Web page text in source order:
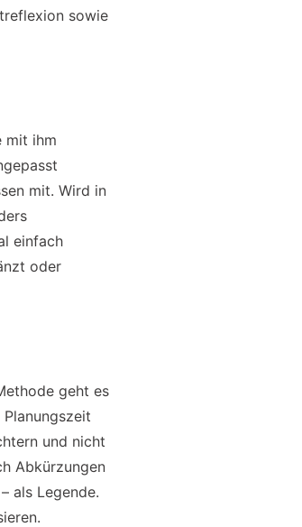
sowie
mit ihm
mit. Wird in
einfach
oder
geht es
und nicht
Abkürzungen
als Legende.